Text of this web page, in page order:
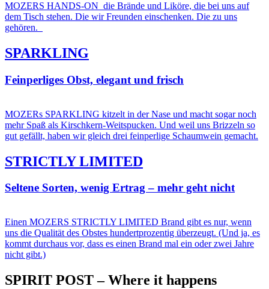
MOZERS HANDS-ON die Brände und Liköre, die bei uns auf
dem Tisch stehen. Die wir Freunden einschenken. Die zu uns
gehören.
SPARKLING
Feinperliges Obst, elegant und frisch
MOZERs SPARKLING kitzelt in der Nase und macht sogar noch
mehr Spaß als Kirschkern-Weitspucken. Und weil uns Brizzeln so
gut gefällt, haben wir gleich drei feinperlige Schaumwein gemacht.
STRICTLY LIMITED
Seltene Sorten, wenig Ertrag – mehr geht nicht
Einen MOZERS STRICTLY LIMITED Brand gibt es nur, wenn
uns die Qualität des Obstes hundertprozentig überzeugt. (Und ja, es
kommt durchaus vor, dass es einen Brand mal ein oder zwei Jahre
nicht gibt.)
SPIRIT POST – Where it happens